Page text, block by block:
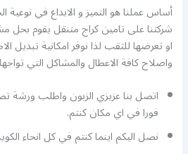
أساس عملنا هو التميز و الابداع في نوعية
شركتنا على تامين كراج متنقل يقوم بحل
او تعرضها للثقب لذا نوفر امكانية تبديل
واصلاح كافة الاعطال والمشاكل التي
اتصل بنا عزيزي الزبون واطلب
فورا في اي مكان كنتم.
نصل اليكم اينما كنتم في كل انحاء